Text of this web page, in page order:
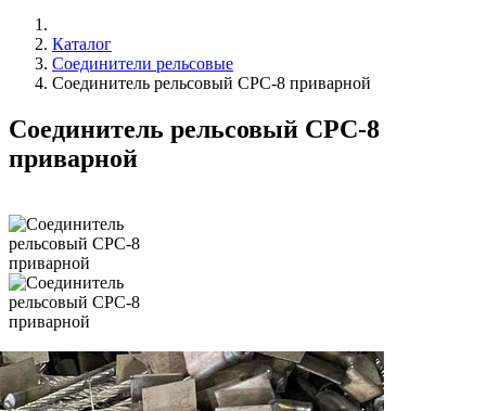
Каталог
Соединители рельсовые
Соединитель рельсовый СРС-8 приварной
Соединитель рельсовый СРС-8
приварной